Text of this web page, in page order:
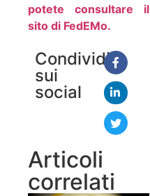
potete consultare il
sito di FedEMo.
Condividi
sui
social
Articoli
correlati